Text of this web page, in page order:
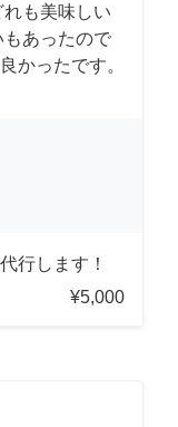
も美味しい
あったので
かったです。
行します！
¥5,000